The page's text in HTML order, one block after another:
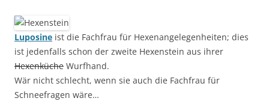
Luposine ist die Fachfrau für Hexenangelegenheiten; dies
ist jedenfalls schon der zweite Hexenstein aus ihrer
Hexenküche Wurfhand.
Wär nicht schlecht, wenn sie auch die Fachfrau für
Schneefragen wäre…